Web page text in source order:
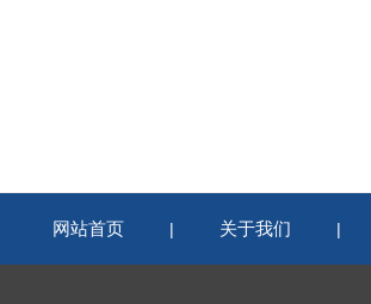
网站首页 | 关于我们 |